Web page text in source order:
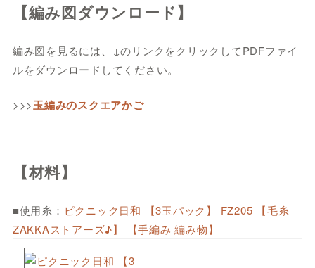
【編み図ダウンロード】
編み図を見るには、↓のリンクをクリックしてPDFファイ
ルをダウンロードしてください。
>>>玉編みのスクエアかご
【材料】
■使用糸： ピクニック日和 【3玉パック】 FZ205 【毛糸
ZAKKAストアーズ♪】 【手編み 編み物】